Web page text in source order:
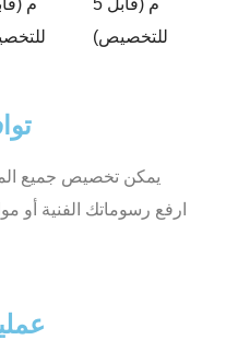
5 م (قابل
للتخصيص)
يمكن تخصيص جميع
ارفع رسوماتك الفنية